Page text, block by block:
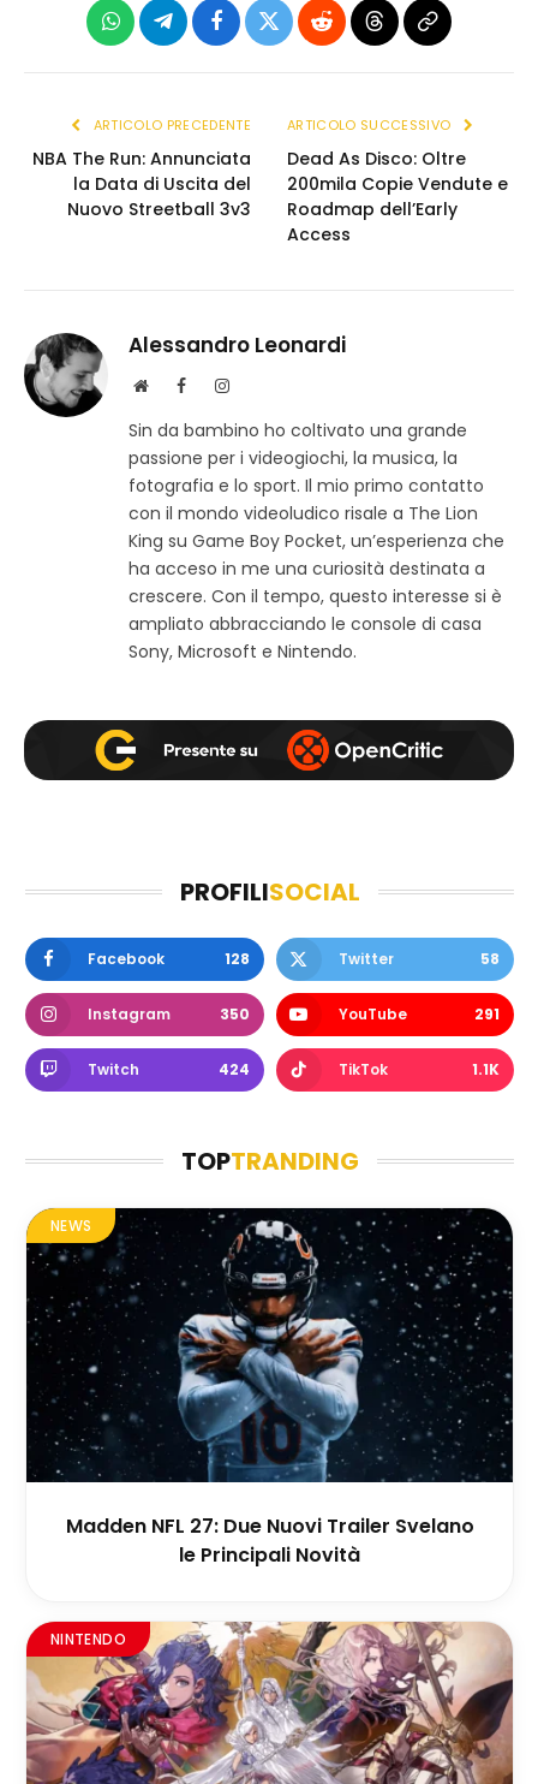
WhatsAppTelegramFacebook
X
RedditThreadsCopia
ARTICOLO PRECEDENTE
NBA The Run: Annunciata
la Data di Uscita del
Nuovo Streetball 3v3
ARTICOLO SUCCESSIVO
Dead As Disco: Oltre
200mila Copie Vendute e
Roadmap dell’Early
Access
Alessandro Leonardi
S
t
o
w
F
c
e
b
k
I
s
t
a
a
m
Sin da bambino ho coltivato una grande
passione per i videogiochi, la musica, la
fotografia e lo sport. Il mio primo contatto
con il mondo videoludico risale a The Lion
King su Game Boy Pocket, un’esperienza che
ha acceso in me una curiosità destinata a
crescere. Con il tempo, questo interesse si è
ampliato abbracciando le console di casa
Sony, Microsoft e Nintendo.
PROFILISOCIAL
Facebook 128 Twitter 58
Instagram 350 YouTube 291
Twitch 424 TikTok 1.1K
TOPTRANDING
NEWS
Madden NFL 27: Due Nuovi Trailer Svelano
le Principali Novità
NINTENDO